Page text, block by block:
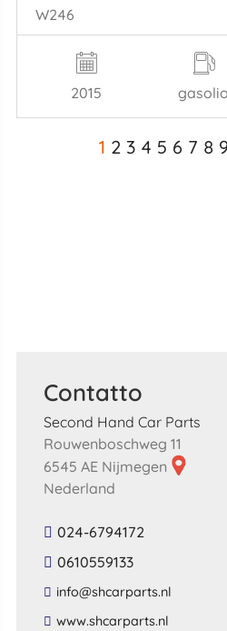
W246
2015 gasolio
1 2 3 4 5 6 7 8 9
Contatto
Second Hand Car Parts
Rouwenboschweg 11
6545 AE Nijmegen
Nederland
024-6794172
0610559133
​info​@​shcarparts​.​nl​
​www​.​shcarparts​.​nl​